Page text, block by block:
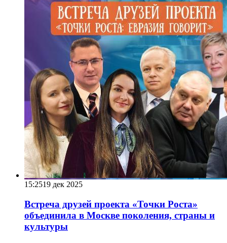
15:2519 дек 2025
Встреча друзей проекта «Точки Роста»
объединила в Москве поколения, страны и
культуры